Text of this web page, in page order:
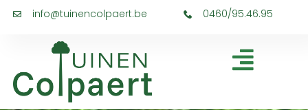
info@tuinencolpaert.be 0460/95.46.95